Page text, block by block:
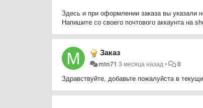
Здесь и при оформлении заказа вы указали
Напишите со своего почтового аккаунта на
Заказ
mtn71 3 месяца назад• 0
Здравствуйте, добавьте пожалуйста в